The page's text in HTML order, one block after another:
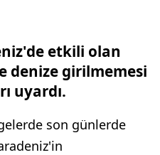
etkili olan
denize girilmemesi
uyardı.
son günlerde